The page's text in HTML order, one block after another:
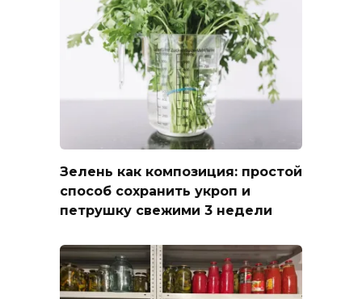
Зелень как композиция: простой
способ сохранить укроп и
петрушку свежими 3 недели